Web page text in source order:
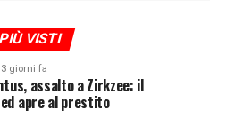
VISTI
3 giorni fa
assalto a Zirkzee: il
apre al prestito